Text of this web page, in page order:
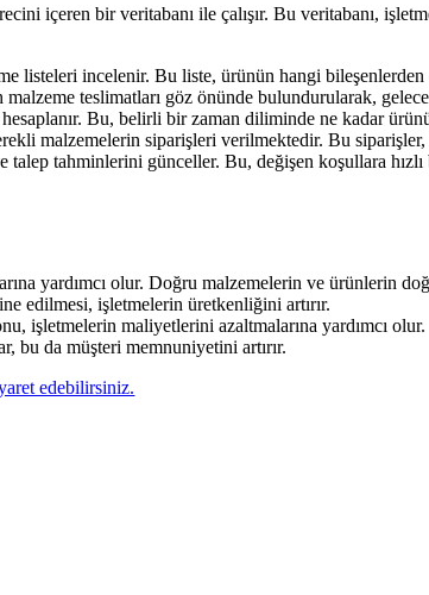
içeren bir veritabanı ile çalışır. Bu veritabanı,
listeleri incelenir. Bu liste, ürünün hangi
teslimatları göz önünde bulundurularak,
Bu, belirli bir zaman diliminde ne kadar
malzemelerin siparişleri verilmektedir. Bu
tahminlerini günceller. Bu, değişen koşullara hızlı
yardımcı olur. Doğru malzemelerin ve ürünlerin
edilmesi, işletmelerin üretkenliğini artırır.
işletmelerin maliyetlerini azaltmalarına yardımcı olur.
bu da müşteri memnuniyetini artırır.
edebilirsiniz.